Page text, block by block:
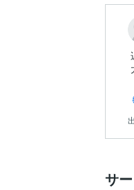
サ